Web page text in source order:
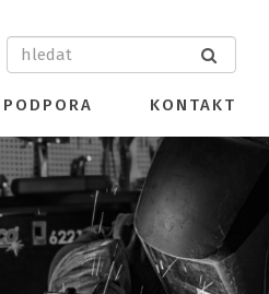
PODPORA KONTAKT